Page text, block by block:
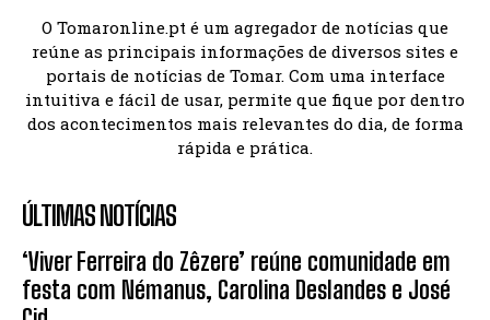
O Tomaronline.pt é um agregador de notícias que
reúne as principais informações de diversos sites e
portais de notícias de Tomar. Com uma interface
intuitiva e fácil de usar, permite que fique por dentro
dos acontecimentos mais relevantes do dia, de forma
rápida e prática.
ÚLTIMAS NOTÍCIAS
‘Viver Ferreira do Zêzere’ reúne comunidade em
festa com Némanus, Carolina Deslandes e José